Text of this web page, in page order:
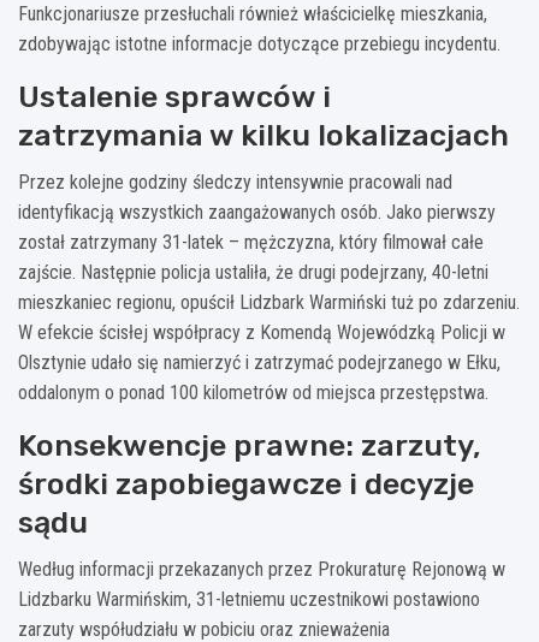
Funkcjonariusze przesłuchali również właścicielkę mieszkania,
zdobywając istotne informacje dotyczące przebiegu incydentu.
Ustalenie sprawców i
zatrzymania w kilku lokalizacjach
Przez kolejne godziny śledczy intensywnie pracowali nad
identyfikacją wszystkich zaangażowanych osób. Jako pierwszy
został zatrzymany 31-latek – mężczyzna, który filmował całe
zajście. Następnie policja ustaliła, że drugi podejrzany, 40-letni
mieszkaniec regionu, opuścił Lidzbark Warmiński tuż po zdarzeniu.
W efekcie ścisłej współpracy z Komendą Wojewódzką Policji w
Olsztynie udało się namierzyć i zatrzymać podejrzanego w Ełku,
oddalonym o ponad 100 kilometrów od miejsca przestępstwa.
Konsekwencje prawne: zarzuty,
środki zapobiegawcze i decyzje
sądu
Według informacji przekazanych przez Prokuraturę Rejonową w
Lidzbarku Warmińskim, 31-letniemu uczestnikowi postawiono
zarzuty współudziału w pobiciu oraz znieważenia